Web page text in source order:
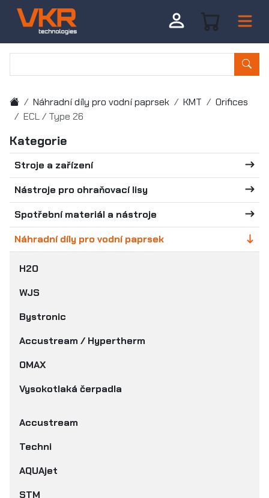
Náhradní díly pro vodní paprsek KMT
Orifices
ECL / Type 26
Kategorie
Stroje a zařízení
Nástroje pro ohraňovací lisy
Spotřební materiál a nástroje
Náhradní díly pro vodní paprsek
H2O
WJS
Bystronic
Accustream / Hypertherm
OMAX
Vysokotlaká čerpadla
Accustream
Techni
AQUAjet
STM